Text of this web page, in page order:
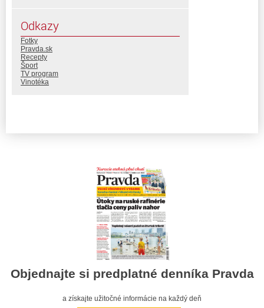
Odkazy
Fotky
Pravda.sk
Recepty
Šport
TV program
Vinotéka
Objednajte si predplatné denníka Pravda
a získajte užitočné informácie na každý deň